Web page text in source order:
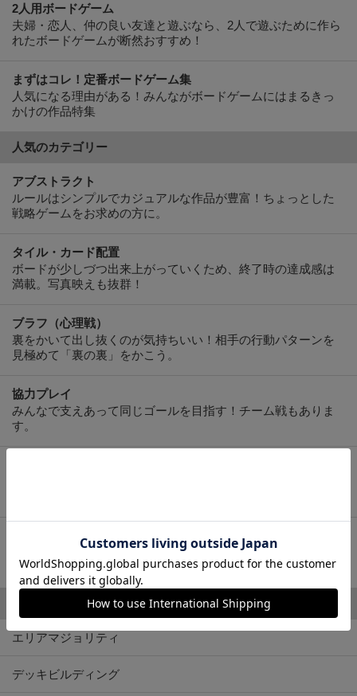
2人用ボードゲーム
夫婦・恋人、仲の良い友達と遊ぶなら、2人で遊ぶために作ら
れたボードゲームが断然おすすめ！
まずはコレ！定番ボードゲーム集
人気になる理由がある！みんながボードゲームにはまるきっ
かけの作品特集
人気のカテゴリー
アブストラクト
ルールはシンプルでカジュアルな作品が豊富！ちょっとした
戦略ゲームをお求めの方に。
タイル・カード配置
ボードが少しづつ出来上がっていくため、終了時の達成感は
満載。写真映えも抜群！
ブラフ（心理戦）
裏をかいて出し抜くのが気持ちいい！相手の行動パターンを
見極めて「裏の裏」をかこう。
協力プレイ
みんなで支えあって同じゴールを目指す！チーム戦もありま
す。
子供向け（ファミリー）
大人も意外と白熱！小さなお子様も一緒にボードゲームを楽
しむなら
人気のメカニクス・システム
エリアマジョリティ
デッキビルディング